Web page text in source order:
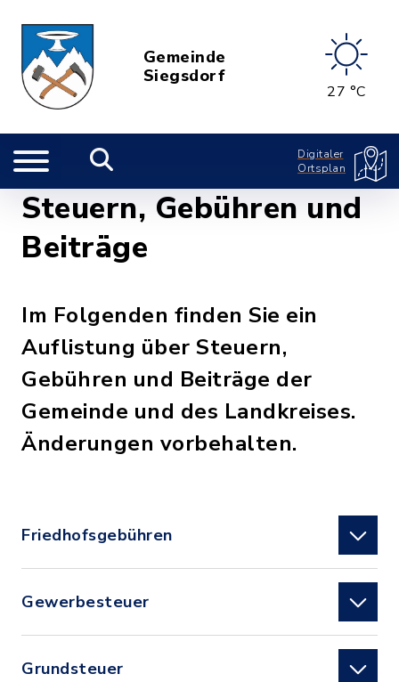
Gemeinde
Siegsdorf
27 °C
Digitaler
Ortsplan
Steuern, Gebühren und
Beiträge
Im Folgenden finden Sie ein
Auflistung über Steuern,
Gebühren und Beiträge der
Gemeinde und des Landkreises.
Änderungen vorbehalten.
Friedhofsgebühren
Gewerbesteuer
Grundsteuer